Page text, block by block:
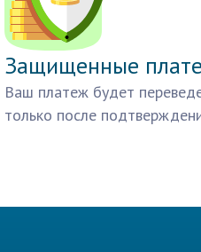
Защищенные
Ваш платеж будет
только после